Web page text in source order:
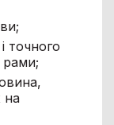
точного
рами;
на